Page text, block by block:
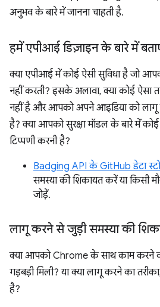
अनुभव के बारे में जानना चाहती है.
हमें एपीआई डिज़ाइन के बारे में
क्या एपीआई में कोई ऐसी सुविधा है जो
नहीं करती? इसके अलावा, क्या कोई ऐसा
नहीं है और आपको अपने आइडिया को
है? क्या आपको सुरक्षा मॉडल के बारे में
टिप्पणी करनी है?
Badging API के GitHub डेटा
समस्या की शिकायत करें या किसी
जोड़ें.
लागू करने से जुड़ी समस्या की
क्या आपको Chrome के साथ काम करने
गड़बड़ी मिली? या क्या लागू करने का
है?